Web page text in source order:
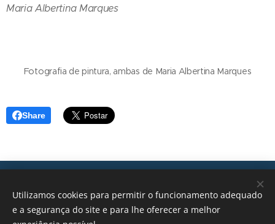
Maria Albertina Marques
Fotografia de pintura, ambas de Maria Albertina Marques
Share
geral@transicoes.pt
Utilizamos cookies para permitir o funcionamento adequado
e a segurança do site e para lhe oferecer a melhor